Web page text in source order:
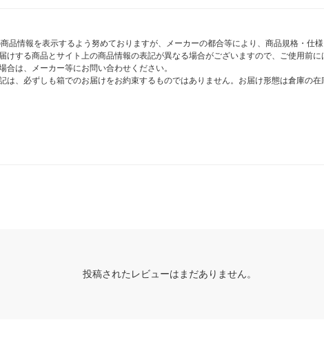
品情報を表示するよう努めておりますが、メーカーの都合等により、商品規格・仕
けする商品とサイト上の商品情報の表記が異なる場合がございますので、ご使用前
は、メーカー等にお問い合わせください。
は、必ずしも箱でのお届けをお約束するものではありません。お届け形態は倉庫の
投稿されたレビューはまだありません。